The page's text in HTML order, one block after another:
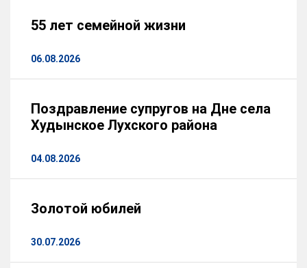
55 лет семейной жизни
06.08.2026
Поздравление супругов на Дне села
Худынское Лухского района
04.08.2026
Золотой юбилей
30.07.2026